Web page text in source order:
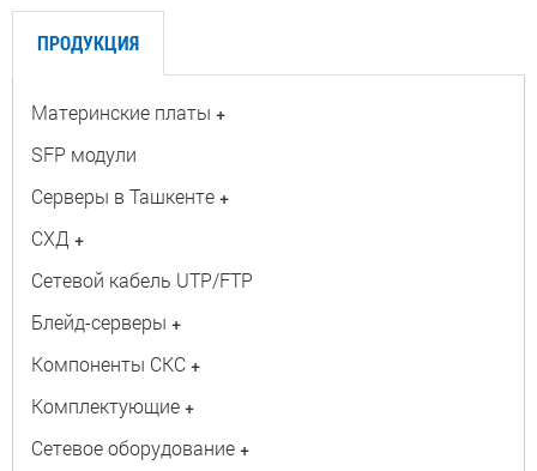
ПРОДУКЦИЯ
Материнские платы +
SFP модули
Серверы в Ташкенте +
СХД +
Сетевой кабель UTP/FTP
Блейд-серверы +
Компоненты СКС +
Комплектующие +
Сетевое оборудование +